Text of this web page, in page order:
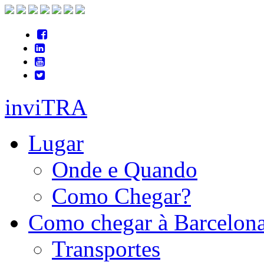
inviTRA
Lugar
Onde e Quando
Como Chegar?
Como chegar à
Transportes